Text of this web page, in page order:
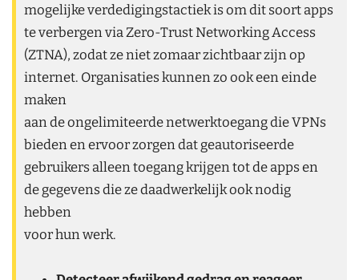
mogelijke verdedigingstactiek is om dit soort apps
te verbergen via Zero-Trust Networking Access
(ZTNA), zodat ze niet zomaar zichtbaar zijn op
internet. Organisaties kunnen zo ook een einde
maken
aan de ongelimiteerde netwerktoegang die VPNs
bieden en ervoor zorgen dat geautoriseerde
gebruikers alleen toegang krijgen tot de apps en
de gegevens die ze daadwerkelijk ook nodig
hebben
voor hun werk.